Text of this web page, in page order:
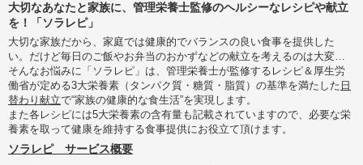
大切なあなたと家族に、管理栄養士監修のヘルシーなレシピや献立
を！「ソラレピ」
大切な家族だから、家庭では健康的でバランスの良い食事を提供した
い。だけど毎日のご飯やお弁当のおかずなどの献立を考えるのは大変…
そんなお悩みに「ソラレピ」は、管理栄養士が監修するレシピ＆厚生労
働省が定める3大栄養素（タンパク質・糖質・脂質）の基準を満たした 日
替わり献立で“家族の健康的な食生活”を実現します。
また各レシピには5大栄養素の含有量も記載されていますので、必要な栄
養素を取って健康を維持する食事提供にお役立て頂けます。
ソラレピ サービス概要